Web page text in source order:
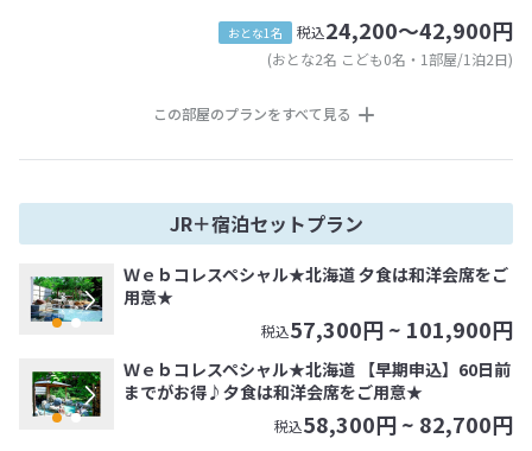
おとな1名 税込24,200～42,900円
(おとな2名 こども0名・1部屋/1泊2日)
この部屋のプランをすべて見る
JR＋宿泊セットプラン
Ｗｅｂコレスペシャル★北海道 夕食は和洋会席をご
用意★
税込57,300円 ~ 101,900円
Ｗｅｂコレスペシャル★北海道 【早期申込】60日前
までがお得♪夕食は和洋会席をご用意★
税込58,300円 ~ 82,700円